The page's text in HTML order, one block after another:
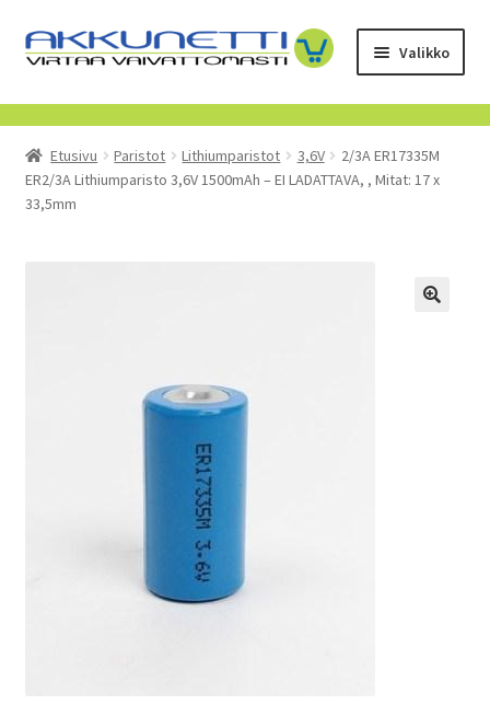
Siirry
navigointiin
Siirry
sisältöön
Valikko
Kauppa
Tietoa meistä
Etusivu Paristot Lithiumparistot 3,6V
2/3A ER17335M
ER2/3A Lithiumparisto 3,6V 1500mAh – EI LADATTAVA, , Mitat: 17 x
33,5mm